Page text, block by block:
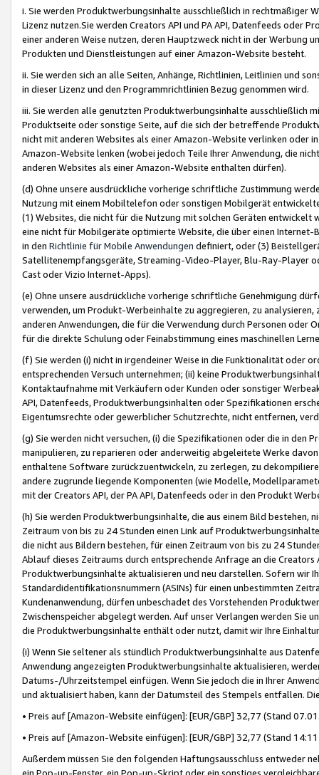
i. Sie werden Produktwerbungsinhalte ausschließlich in rechtmäßiger
Lizenz nutzen.Sie werden Creators API und PA API, Datenfeeds oder
einer anderen Weise nutzen, deren Hauptzweck nicht in der Werbung
Produkten und Dienstleistungen auf einer Amazon-Website besteht.
ii. Sie werden sich an alle Seiten, Anhänge, Richtlinien, Leitlinien und
in dieser Lizenz und den Programmrichtlinien Bezug genommen wird.
iii. Sie werden alle genutzten Produktwerbungsinhalte ausschließlich
Produktseite oder sonstige Seite, auf die sich der betreffende
nicht mit anderen Websites als einer Amazon-Website verlinken oder
Amazon-Website lenken (wobei jedoch Teile Ihrer Anwendung, die
anderen Websites als einer Amazon-Website enthalten dürfen).
(d) Ohne unsere ausdrückliche vorherige schriftliche Zustimmung
Nutzung mit einem Mobiltelefon oder sonstigen Mobilgerät
(1) Websites, die nicht für die Nutzung mit solchen Geräten
eine nicht für Mobilgeräte optimierte Website, die über einen
in den Richtlinie für Mobile Anwendungen definiert, oder (3)
Satellitenempfangsgeräte, Streaming-Video-Player, Blu-Ray-Player
Cast oder Vizio Internet-Apps).
(e) Ohne unsere ausdrückliche vorherige schriftliche Genehmigung
verwenden, um Produkt-Werbeinhalte zu aggregieren, zu
anderen Anwendungen, die für die Verwendung durch Personen
für die direkte Schulung oder Feinabstimmung eines maschinellen
(f) Sie werden (i) nicht in irgendeiner Weise in die Funktionalität oder
entsprechenden Versuch unternehmen; (ii) keine
Kontaktaufnahme mit Verkäufern oder Kunden oder sonstiger
API, Datenfeeds, Produktwerbungsinhalten oder Spezifikationen
Eigentumsrechte oder gewerblicher Schutzrechte, nicht entfernen,
(g) Sie werden nicht versuchen, (i) die Spezifikationen oder die in
manipulieren, zu reparieren oder anderweitig abgeleitete Werke
enthaltene Software zurückzuentwickeln, zu zerlegen, zu
andere zugrunde liegende Komponenten (wie Modelle,
mit der Creators API, der PA API, Datenfeeds oder in den Produkt
(h) Sie werden Produktwerbungsinhalte, die aus einem Bild bestehen,
Zeitraum von bis zu 24 Stunden einen Link auf
die nicht aus Bildern bestehen, für einen Zeitraum von bis zu 24
Ablauf dieses Zeitraums durch entsprechende Anfrage an die
Produktwerbungsinhalte aktualisieren und neu darstellen. Sofern wir
Standardidentifikationsnummern (ASINs) für einen unbestimmten
Kundenanwendung, dürfen unbeschadet des Vorstehenden
Zwischenspeicher abgelegt werden. Auf unser Verlangen werden Sie
die Produktwerbungsinhalte enthält oder nutzt, damit wir Ihre
(i) Wenn Sie seltener als stündlich Produktwerbungsinhalte aus
Anwendung angezeigten Produktwerbungsinhalte aktualisieren,
Datums-/Uhrzeitstempel einfügen. Wenn Sie jedoch die in Ihrer
und aktualisiert haben, kann der Datumsteil des Stempels entfallen.
• Preis auf [Amazon-Website einfügen]: [EUR/GBP] 32,77 (Stand
• Preis auf [Amazon-Website einfügen]: [EUR/GBP] 32,77 (Stand
Außerdem müssen Sie den folgenden Haftungsausschluss entweder
ein Pop-up-Fenster, ein Pop-up-Skript oder ein sonstiges